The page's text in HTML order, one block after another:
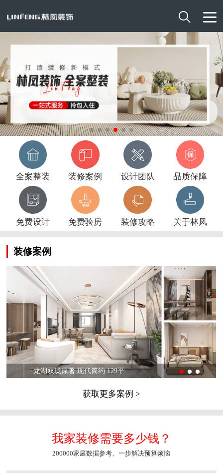

全案整装 装修案例 设计团队 品质保障
免费设计 免费验房 装修攻略 关于林凤
装修案例
龙湖双珑原著 现代简约 129平
获取更多案例 >
我家装修需要多少钱？
200000家庭数据参考、一步解决预算烦恼